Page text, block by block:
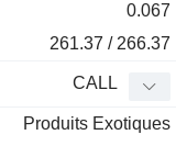
0.067
261.37 / 266.37
CALL
Produits Exotiques